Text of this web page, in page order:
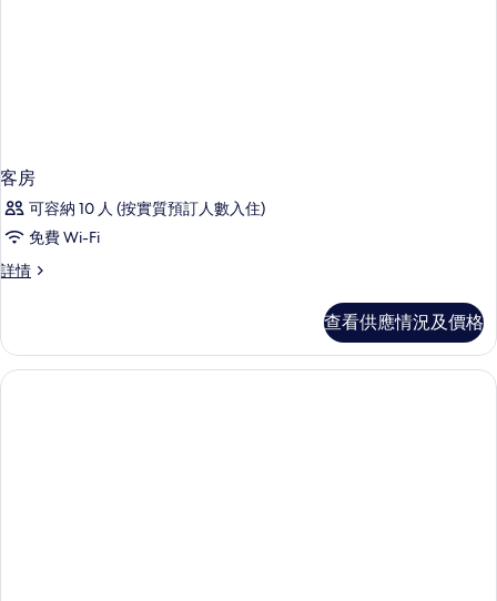
客房
可容納 10 人 (按實質預訂人數入住)
免費 Wi-Fi
詳情
客
查看供應情況及價格